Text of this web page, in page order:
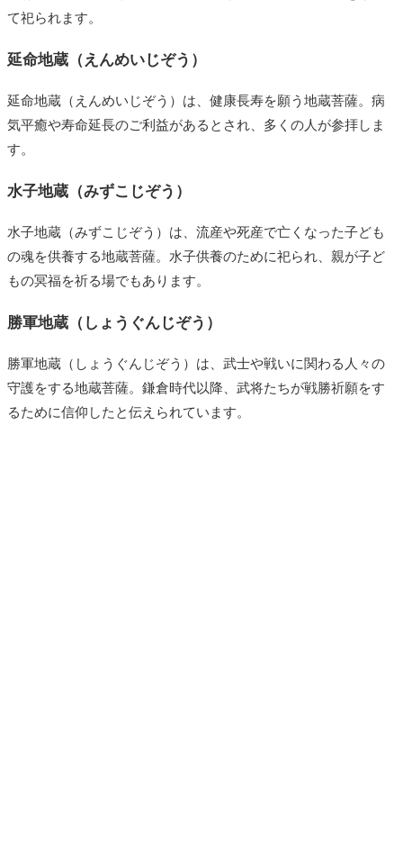
て祀られます。
延命地蔵（えんめいじぞう）
延命地蔵（えんめいじぞう）は、健康長寿を願う地蔵菩薩。病
気平癒や寿命延長のご利益があるとされ、多くの人が参拝しま
す。
水子地蔵（みずこじぞう）
水子地蔵（みずこじぞう）は、流産や死産で亡くなった子ども
の魂を供養する地蔵菩薩。水子供養のために祀られ、親が子ど
もの冥福を祈る場でもあります。
勝軍地蔵（しょうぐんじぞう）
勝軍地蔵（しょうぐんじぞう）は、武士や戦いに関わる人々の
守護をする地蔵菩薩。鎌倉時代以降、武将たちが戦勝祈願をす
るために信仰したと伝えられています。